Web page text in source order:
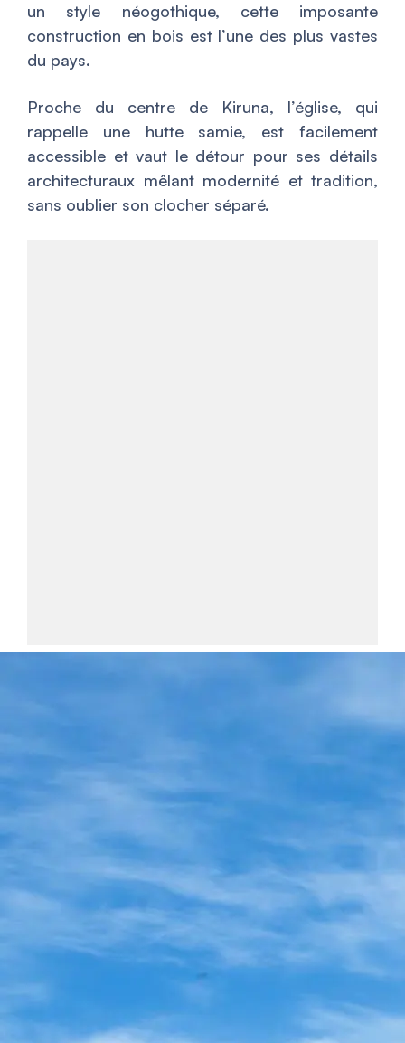
un style néogothique, cette imposante
construction en bois est l’une des plus vastes
du pays.
Proche du centre de Kiruna, l’église, qui
rappelle une hutte samie, est facilement
accessible et vaut le détour pour ses détails
architecturaux mêlant modernité et tradition,
sans oublier son clocher séparé.